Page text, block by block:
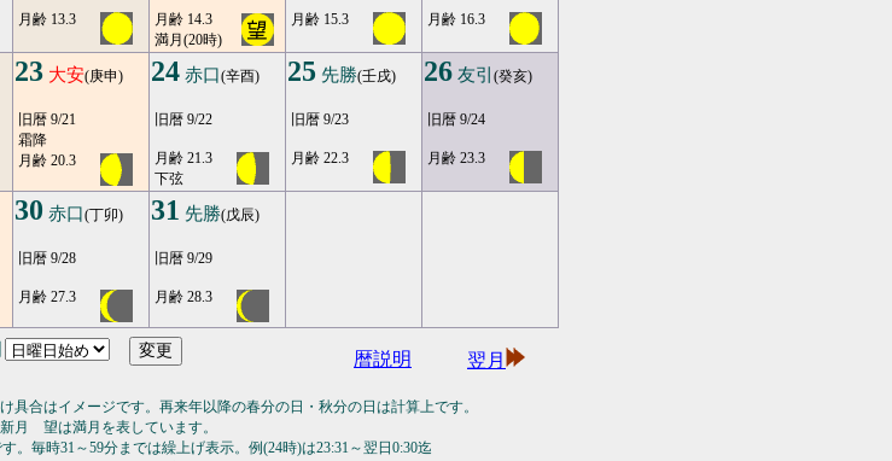
月齢 13.3
月齢 14.3
満月(20時)
月齢 15.3 月齢 16.3
23 大安(庚申)
旧暦 9/21
霜降
月齢 20.3
24 赤口(辛酉)
旧暦 9/22
月齢 21.3
下弦
25 先勝(壬戌)
旧暦 9/23
月齢 22.3
26 友引 (癸亥)
旧暦 9/24
月齢 23.3
30 赤口(丁卯)
旧暦 9/28
月齢 27.3
31 先勝(戊辰)
旧暦 9/29
月齢 28.3
暦説明 翌月
合はイメージです。再来年以降の春分の日・秋分の日は計算上です。
月 望は満月を表しています。
毎時31～59分までは繰上げ表示。例(24時)は23:31～翌日0:30迄